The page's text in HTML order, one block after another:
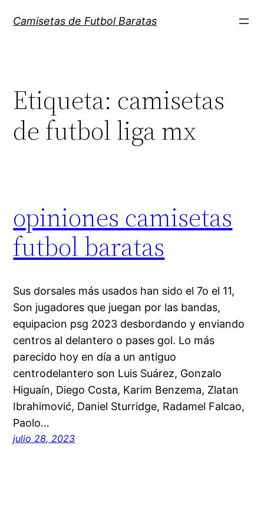
Camisetas de Futbol Baratas
Etiqueta: camisetas
de futbol liga mx
opiniones camisetas
futbol baratas
Sus dorsales más usados han sido el 7o el 11,
Son jugadores que juegan por las bandas,
equipacion psg 2023 desbordando y enviando
centros al delantero o pases gol. Lo más
parecido hoy en día a un antiguo
centrodelantero son Luis Suárez, Gonzalo
Higuaín, Diego Costa, Karim Benzema, Zlatan
Ibrahimović, Daniel Sturridge, Radamel Falcao,
Paolo…
julio 28, 2023